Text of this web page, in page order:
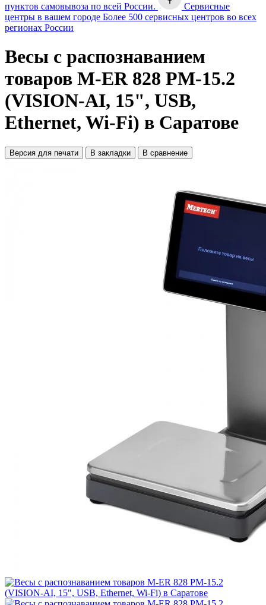
пунктов самовывоза по всей России.
Сервисные
центры в вашем городе Более 500 сервисных центров во всех
регионах России
Весы с распознаванием
товаров M-ER 828 PM-15.2
(VISION-AI, 15", USB,
Ethernet, Wi-Fi) в Саратове
Версия для печати В закладки В сравнение